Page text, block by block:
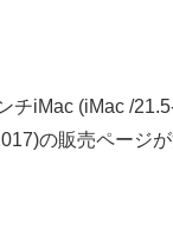
チiMac (iMac /
の販売ページ